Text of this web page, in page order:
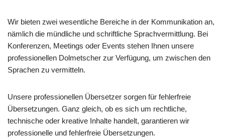
Wir bieten zwei wesentliche Bereiche in der Kommunikation an,
nämlich die mündliche und schriftliche Sprachvermittlung. Bei
Konferenzen, Meetings oder Events stehen Ihnen unsere
professionellen Dolmetscher zur Verfügung, um zwischen den
Sprachen zu vermitteln.
Unsere professionellen Übersetzer sorgen für fehlerfreie
Übersetzungen. Ganz gleich, ob es sich um rechtliche,
technische oder kreative Inhalte handelt, garantieren wir
professionelle und fehlerfreie Übersetzungen.